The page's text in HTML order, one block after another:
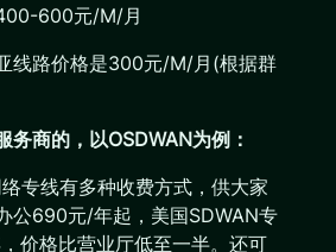
600元/M/月
线路价格是300元/M/月(根据群
务商的，以OSDWAN为例：
专线有多种收费方式，供大家
公690元/年起，美国SDWAN专
价格比营业厅低至一半。还可